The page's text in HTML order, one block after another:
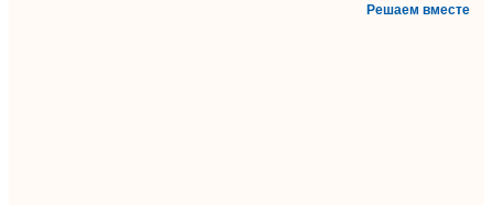
Решаем вместе